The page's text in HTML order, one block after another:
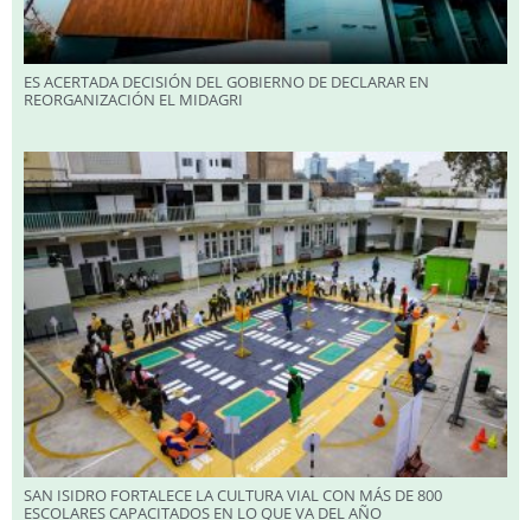
ES ACERTADA DECISIÓN DEL GOBIERNO DE DECLARAR EN
REORGANIZACIÓN EL MIDAGRI
SAN ISIDRO FORTALECE LA CULTURA VIAL CON MÁS DE 800
ESCOLARES CAPACITADOS EN LO QUE VA DEL AÑO